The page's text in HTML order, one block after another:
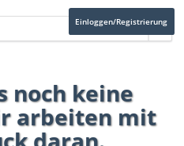
Einloggen/Registrierung
noch keine
arbeiten mit